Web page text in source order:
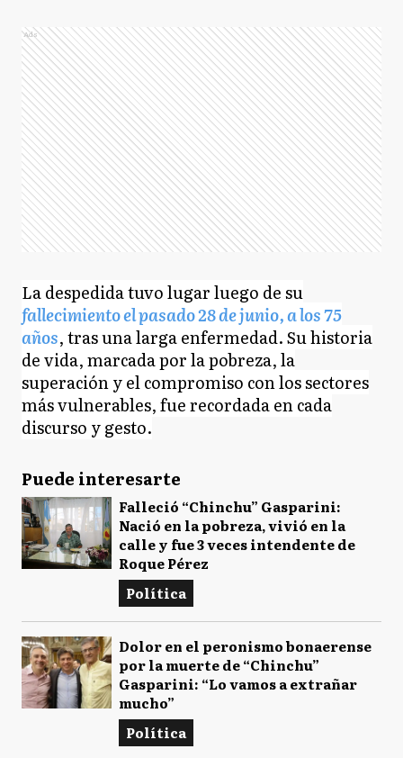
Ads
La despedida tuvo lugar luego de su
fallecimiento el pasado 28 de junio, a los 75
años, tras una larga enfermedad. Su historia
de vida, marcada por la pobreza, la
superación y el compromiso con los sectores
más vulnerables, fue recordada en cada
discurso y gesto.
Puede interesarte
Falleció “Chinchu” Gasparini:
Nació en la pobreza, vivió en la
calle y fue 3 veces intendente de
Roque Pérez
Política
Dolor en el peronismo bonaerense
por la muerte de “Chinchu”
Gasparini: “Lo vamos a extrañar
mucho”
Política